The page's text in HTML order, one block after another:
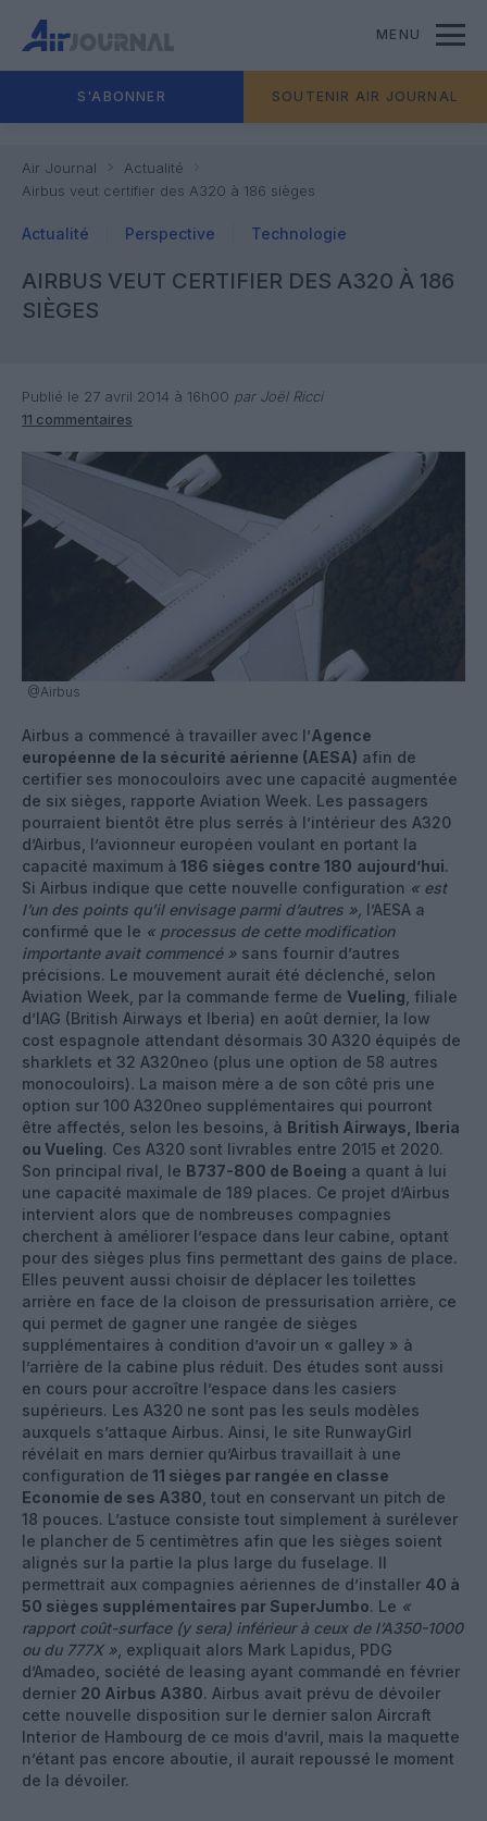
MENU
S'ABONNER SOUTENIR AIR JOURNAL
Air Journal
Actualité
Airbus veut certifier des A320 à 186 sièges
Actualité Perspective Technologie
AIRBUS VEUT CERTIFIER DES A320 À 186
SIÈGES
Publié le 27 avril 2014 à 16h00 par Joël Ricci
11 commentaires
@Airbus
Airbus a commencé à travailler avec l’Agence
européenne de la sécurité aérienne (AESA) afin de
certifier ses monocouloirs avec une capacité augmentée
de six sièges, rapporte Aviation Week. Les passagers
pourraient bientôt être plus serrés à l’intérieur des A320
d’Airbus, l’avionneur européen voulant en portant la
capacité maximum à 186 sièges contre 180 aujourd’hui.
Si Airbus indique que cette nouvelle configuration « est
l’un des points qu’il envisage parmi d’autres », l’AESA a
confirmé que le « processus de cette modification
importante avait commencé » sans fournir d’autres
précisions. Le mouvement aurait été déclenché, selon
Aviation Week, par la commande ferme de Vueling , filiale
d’IAG (British Airways et Iberia) en août dernier, la low
cost espagnole attendant désormais 30 A320 équipés de
sharklets et 32 A320neo (plus une option de 58 autres
monocouloirs). La maison mère a de son côté pris une
option sur 100 A320neo supplémentaires qui pourront
être affectés, selon les besoins, à British Airways, Iberia
ou Vueling. Ces A320 sont livrables entre 2015 et 2020.
Son principal rival, le B737-800 de Boeing a quant à lui
une capacité maximale de 189 places. Ce projet d’Airbus
intervient alors que de nombreuses compagnies
cherchent à améliorer l’espace dans leur cabine, optant
pour des sièges plus fins permettant des gains de place.
Elles peuvent aussi choisir de déplacer les toilettes
arrière en face de la cloison de pressurisation arrière, ce
qui permet de gagner une rangée de sièges
supplémentaires à condition d’avoir un « galley » à
l’arrière de la cabine plus réduit. Des études sont aussi
en cours pour accroître l’espace dans les casiers
supérieurs. Les A320 ne sont pas les seuls modèles
auxquels s’attaque Airbus. Ainsi, le site RunwayGirl
révélait en mars dernier qu’Airbus travaillait à une
configuration de 11 sièges par rangée en classe
Economie de ses A380 , tout en conservant un pitch de
18 pouces. L’astuce consiste tout simplement à surélever
le plancher de 5 centimètres afin que les sièges soient
alignés sur la partie la plus large du fuselage. Il
permettrait aux compagnies aériennes de d’installer 40 à
50 sièges supplémentaires par SuperJumbo. Le «
rapport coût-surface (y sera) inférieur à ceux de l’A350-1000
ou du 777X » , expliquait alors Mark Lapidus, PDG
d’Amadeo, société de leasing ayant commandé en février
dernier 20 Airbus A380. Airbus avait prévu de dévoiler
cette nouvelle disposition sur le dernier salon Aircraft
Interior de Hambourg de ce mois d’avril, mais la maquette
n’étant pas encore aboutie, il aurait repoussé le moment
de la dévoiler.